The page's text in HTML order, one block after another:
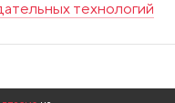
технологий